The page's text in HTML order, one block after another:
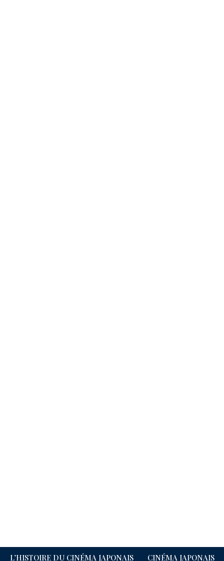
L’HISTOIRE DU CINÉMA JAPONAIS CINÉMA JAPONAIS